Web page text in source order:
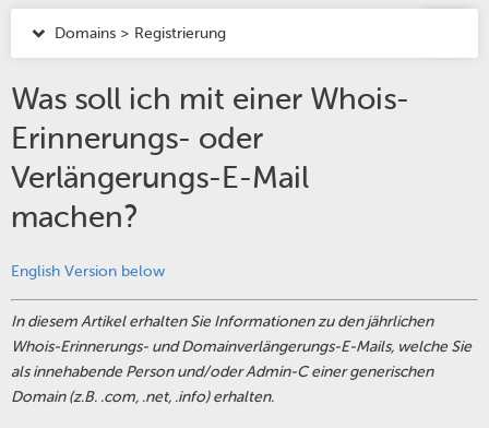
Domains > Registrierung
Was soll ich mit einer Whois-
Erinnerungs- oder
Verlängerungs-E-Mail
machen?
English Version below
In diesem Artikel erhalten Sie Informationen zu den jährlichen
Whois-Erinnerungs- und Domainverlängerungs-E-Mails, welche Sie
als innehabende Person und/oder Admin-C einer generischen
Domain (z.B. .com, .net, .info) erhalten.